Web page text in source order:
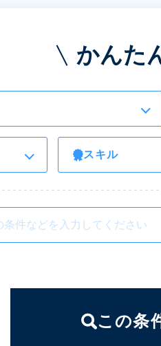
かんた
スキル
この条